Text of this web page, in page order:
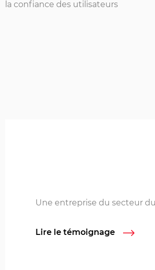
la confiance des utilisateurs
Une entreprise du secteur
Lire le témoignage